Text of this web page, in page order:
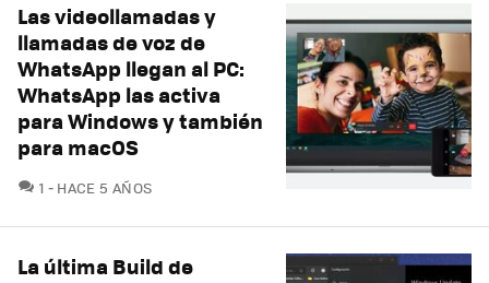
Las videollamadas y
llamadas de voz de
WhatsApp llegan al PC:
WhatsApp las activa
para Windows y también
para macOS
1 COMENTARIOS
HACE 5 AÑOS
La última Build de